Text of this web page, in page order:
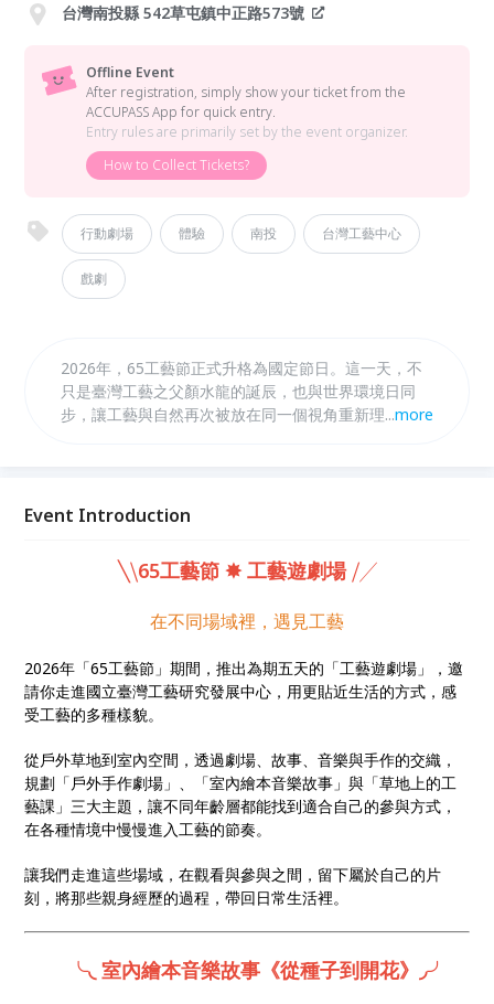
台灣南投縣 542草屯鎮中正路573號
Offline Event
After registration, simply show your ticket from the
ACCUPASS App for quick entry.
Entry rules are primarily set by the event organizer.
How to Collect Tickets?
行動劇場 體驗 南投 台灣工藝中心
戲劇
2026年，65工藝節正式升格為國定節日。這一天，不
只是臺灣工藝之父顏水龍的誕辰，也與世界環境日同
步，讓工藝與自然再次被放在同一個視角重新理解。
場」，透過劇場、故事、音樂與手作，讓工藝從觀看走
合不同場域與形式，讓人在情境中，慢慢感受工藝與生
...more
Event Introduction
╲⧹65工藝節 ✸ 工藝遊劇場 ⧸╱
在不同場域裡，遇見工藝
2026年「65工藝節」期間，推出為期五天的「工藝遊劇場」，邀
請你走進國立臺灣工藝研究發展中心，用更貼近生活的方式，感
受工藝的多種樣貌。
從戶外草地到室內空間，透過劇場、故事、音樂與手作的交織，
規劃「戶外手作劇場」、「室內繪本音樂故事」與「草地上的工
藝課」三大主題，讓不同年齡層都能找到適合自己的參與方式，
在各種情境中慢慢進入工藝的節奏。
讓我們走進這些場域，在觀看與參與之間，留下屬於自己的片
刻，將那些親身經歷的過程，帶回日常生活裡。
╰◟ 室內繪本音樂故事《從種子到開花》◞╯